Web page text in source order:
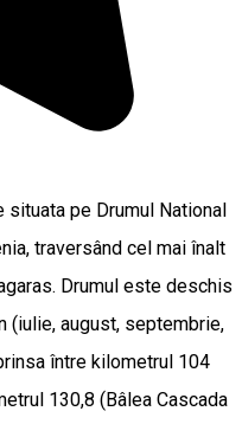
situata pe Drumul National
traversând cel mai înalt
Drumul este deschis
(iulie, august, septembrie,
între kilometrul 104
130,8 (Bâlea Cascada